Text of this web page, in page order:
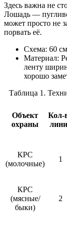
Здесь важна не
Лошадь —
может просто не
порвать её.
Схема: 60
Материал:
ленту
хорошо
Таблица 1.
Объект
охраны
Кол-
КРС
(молочные)
1
КРС
(мясные/
быки)
2